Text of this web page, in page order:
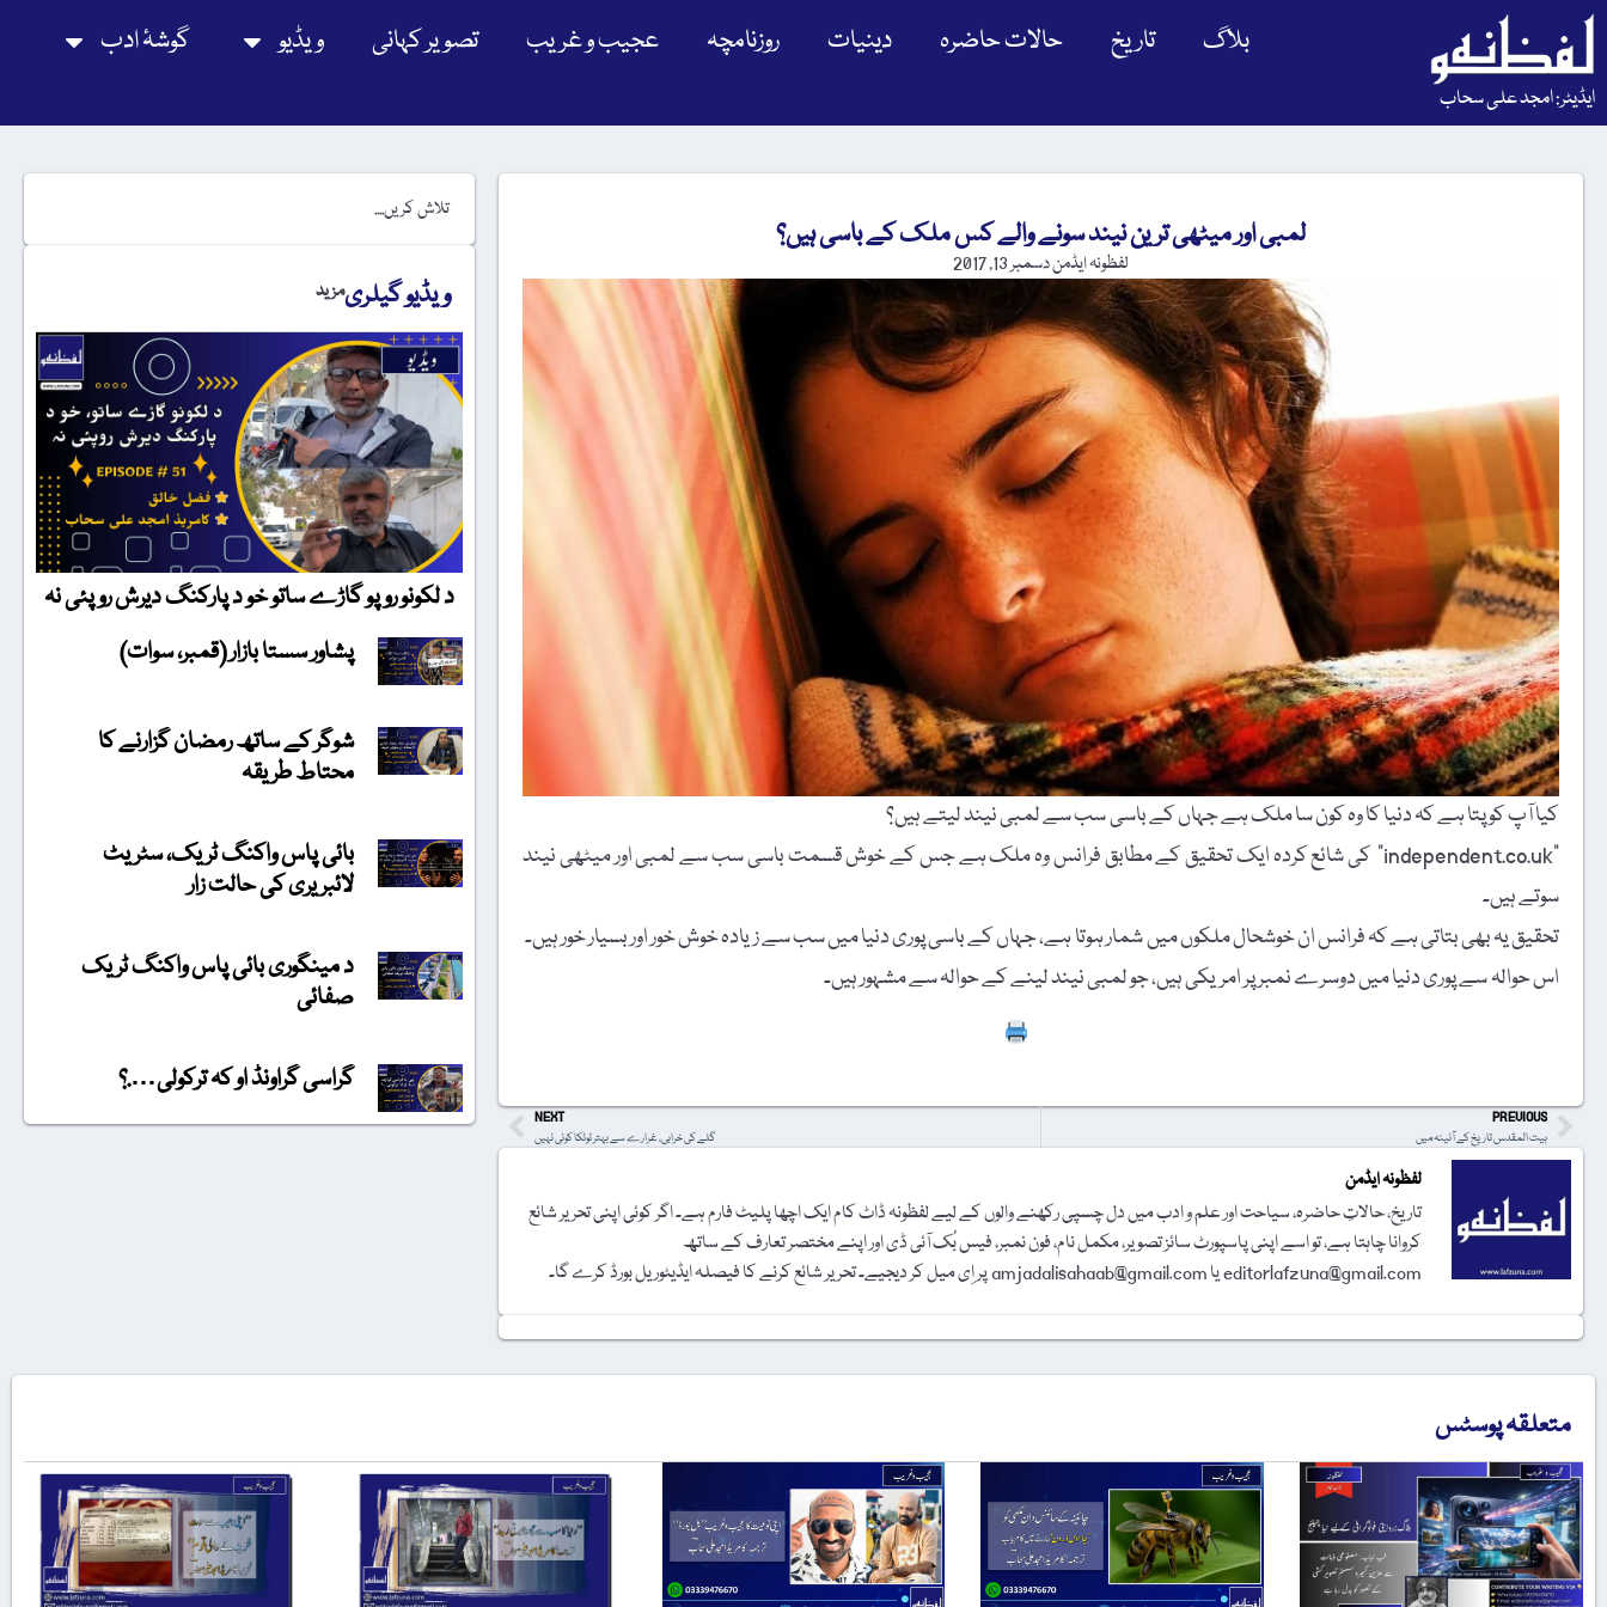
ایڈیٹر: امجد علی سحاب
بلاگ تاریخ حالات حاضرہ دینیات روزنامچہ عجیب و غریب تصویر کہانی ویڈیو گوشۂ ادب
لمبی اور میٹھی ترین نیند سونے والے کس ملک کے باسی ہیں؟
لفظونہ ایڈمندسمبر 13, 2017
کیا آپ کو پتا ہے کہ دنیا کا وہ کون سا ملک ہے جہاں کے باسی سب سے لمبی نیند لیتے ہیں؟
"independent.co.uk” کی شائع کردہ ایک تحقیق کے مطابق فرانس وہ ملک ہے جس کے خوش قسمت باسی سب سے لمبی اور میٹھی نیند
سوتے ہیں۔
تحقیق یہ بھی بتاتی ہے کہ فرانس ان خوشحال ملکوں میں شمار ہوتا ہے، جہاں کے باسی پوری دنیا میں سب سے زیادہ خوش خور اور بسیار خور ہیں۔
اس حوالہ سے پوری دنیا میں دوسرے نمبر پر امریکی ہیں، جو لمبی نیند لینے کے حوالہ سے مشہور ہیں۔
PREVIOUS
بیت المقدس تاریخ کے آئینہ میں
NEXT
گلے کی خرابی، غرارے سے بہتر ٹوٹکا کوئی نہیں
لفظونہ ایڈمن
تاریخ، حالاتِ حاضرہ، سیاحت اور علم و ادب میں دل چسپی رکھنے والوں کے لیے لفظونہ ڈاٹ کام ایک اچھا پلیٹ فارم ہے۔ اگر کوئی اپنی تحریر شائع
کروانا چاہتا ہے، تو اسے اپنی پاسپورٹ سائز تصویر، مکمل نام، فون نمبر، فیس بُک آئی ڈی اور اپنے مختصر تعارف کے ساتھ
editorlafzuna@gmail.com یا amjadalisahaab@gmail.com پر اِی میل کر دیجیے۔ تحریر شائع کرنے کا فیصلہ ایڈیٹوریل بورڈ کرے گا۔
ویڈیو گیلریمزید
د لکونو روپو گاڑے ساتو خو د پارکنگ دیرش روپئی نہ
پشاور سستا بازار (قمبر، سوات)
شوگر کے ساتھ رمضان گزارنے کا
محتاط طریقہ
بائی پاس واکنگ ٹریک، سٹریٹ
لائبریری کی حالت زار
د مینگوری بائی پاس واکنگ ٹریک
صفائی
گراسی گراونڈ او کہ ترکولی….؟
متعلقہ پوسٹس